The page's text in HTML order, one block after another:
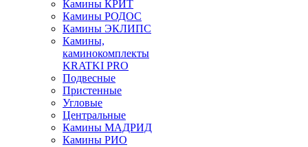
Камины КРИТ
Камины РОДОС
Камины ЭКЛИПС
Камины,
каминокомплекты
KRATKI PRO
Подвесные
Пристенные
Угловые
Центральные
Камины МАДРИД
Камины РИО